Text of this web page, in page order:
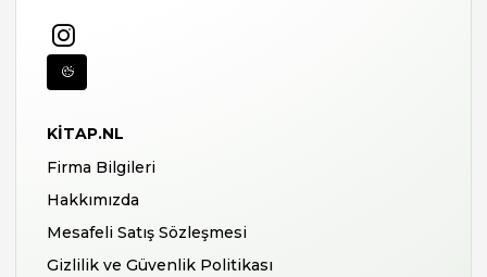
KITAP.NL
Firma Bilgileri
Hakkımızda
Mesafeli Satış Sözleşmesi
Gizlilik ve Güvenlik Politikası